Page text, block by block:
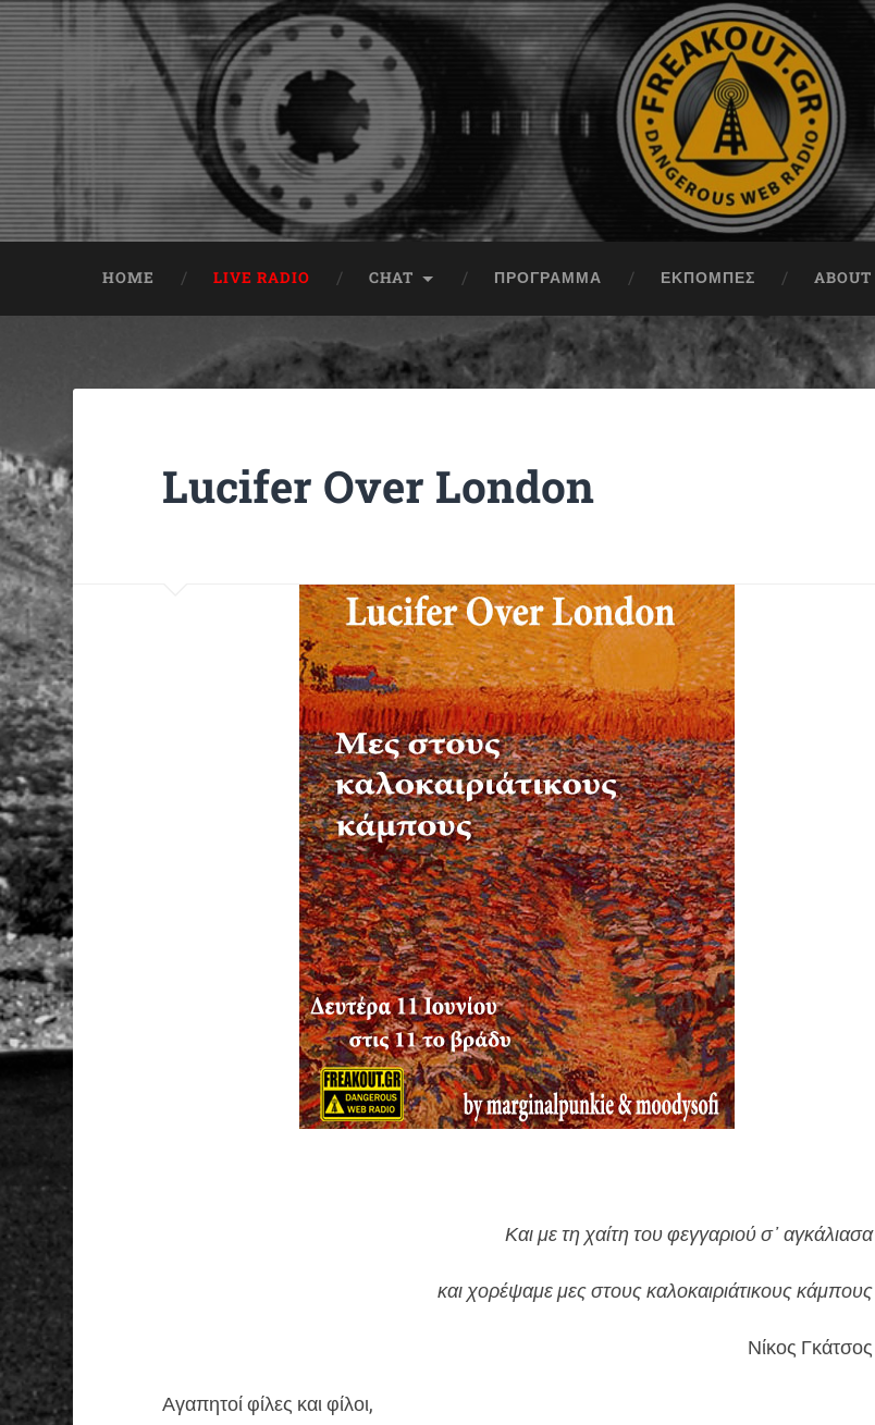
HOME LIVE RADIO CHAT ΠΡΟΓΡΑΜΜΑ ΕΚΠΟΜΠΈΣ ABOUT
Lucifer Over London
Και με τη χαίτη του φεγγαριού σ᾿ αγκάλιασα
και χορέψαμε μες στους καλοκαιριάτικους κάμπους
Νίκος Γκάτσος
Αγαπητοί φίλες και φίλοι,